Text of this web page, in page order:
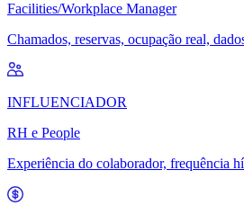
Facilities/Workplace Manager
Chamados, reservas, ocupação real,
INFLUENCIADOR
RH e People
Experiência do colaborador, frequência